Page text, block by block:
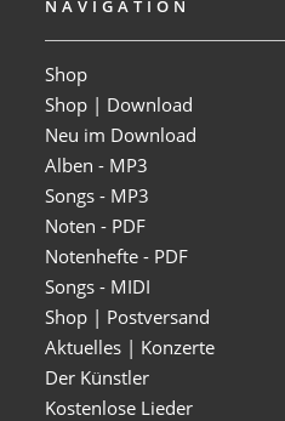
NAVIGATION
Shop
Shop | Download
Neu im Download
Alben - MP3
Songs - MP3
Noten - PDF
Notenhefte - PDF
Songs - MIDI
Shop | Postversand
Aktuelles | Konzerte
Der Künstler
Kostenlose Lieder